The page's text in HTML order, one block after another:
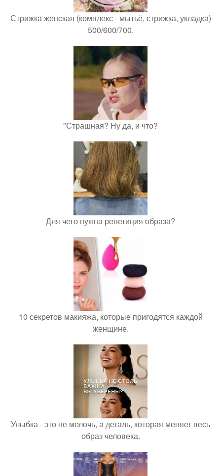
Стрижка женская (комплекс - мытьё, стрижка, укладка)
500/600/700.
"Страшная? Ну да, и что?
Для чего нужна репетиция образа?
10 секретов макияжа, которые пригодятся каждой
женщине.
Улыбка - это не мелочь, а деталь, которая меняет весь
образ человека.